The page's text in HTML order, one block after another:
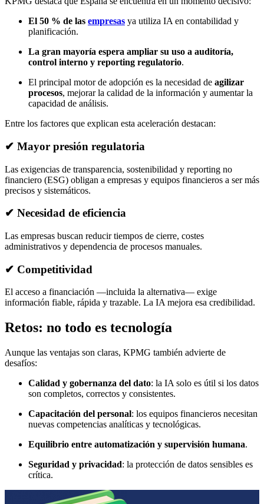
El 50 % de las empresas ya utiliza IA en contabilidad y
planificación.
La gran mayoría espera ampliar su uso a auditoría,
control interno y reporting regulatorio.
El principal motor de adopción es la necesidad de agilizar
procesos, mejorar la calidad de la información y aumentar la
capacidad de análisis.
Entre los factores que explican esta aceleración destacan:
✔ Mayor presión regulatoria
Las exigencias de transparencia, sostenibilidad y reporting no
financiero (ESG) obligan a empresas y equipos financieros a ser más
precisos y sistemáticos.
✔ Necesidad de eficiencia
Las empresas buscan reducir tiempos de cierre, costes
administrativos y dependencia de procesos manuales.
✔ Competitividad
El acceso a financiación —incluida la alternativa— exige
información fiable, rápida y trazable. La IA mejora esa credibilidad.
Retos: no todo es tecnología
Aunque las ventajas son claras, KPMG también advierte de
desafíos:
Calidad y gobernanza del dato: la IA solo es útil si los datos
son completos, correctos y consistentes.
Capacitación del personal: los equipos financieros necesitan
nuevas competencias analíticas y tecnológicas.
Equilibrio entre automatización y supervisión humana.
Seguridad y privacidad: la protección de datos sensibles es
crítica.